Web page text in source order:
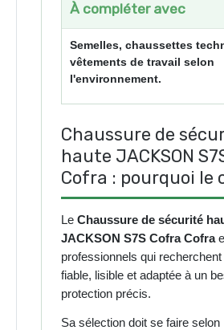
À compléter avec
Semelles, chaussettes
vêtements de travail selon
l'environnement.
Chaussure de
haute JACKSON
Cofra : pourquoi le
Le Chaussure de sécurité
JACKSON S7S Cofra Cofra
professionnels qui
fiable, lisible et adaptée à un
protection précis.
Sa sélection doit se faire selon